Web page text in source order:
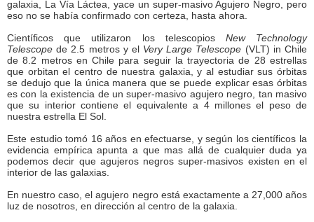
galaxia, La Vía Láctea, yace un super-masivo Agujero Negro, pero
eso no se había confirmado con certeza, hasta ahora.
Científicos que utilizaron los telescopios New Technology
Telescope de 2.5 metros y el Very Large Telescope (VLT) in Chile
de 8.2 metros en Chile para seguir la trayectoria de 28 estrellas
que orbitan el centro de nuestra galaxia, y al estudiar sus órbitas
se dedujo que la única manera que se puede explicar esas órbitas
es con la existencia de un super-masivo agujero negro, tan masivo
que su interior contiene el equivalente a 4 millones el peso de
nuestra estrella El Sol.
Este estudio tomó 16 años en efectuarse, y según los científicos la
evidencia empírica apunta a que mas allá de cualquier duda ya
podemos decir que agujeros negros super-masivos existen en el
interior de las galaxias.
En nuestro caso, el agujero negro está exactamente a 27,000 años
luz de nosotros, en dirección al centro de la galaxia.